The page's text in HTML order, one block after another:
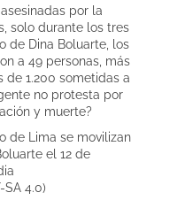
por la
solo durante los tres
de Dina Boluarte, los
a 49 personas, más
1.200 sometidas a
no protesta por
y muerte?